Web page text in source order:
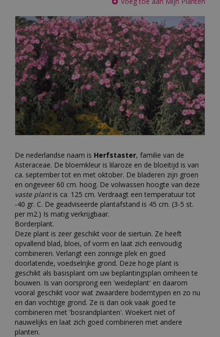
De nederlandse naam is Herfstaster, familie van de
Asteraceae. De bloemkleur is lilaroze en de bloeitijd is van
ca. september tot en met oktober. De bladeren zijn groen
en ongeveer 60 cm. hoog. De volwassen hoogte van deze
vaste plantis ca. 125 cm. Verdraagt een temperatuur tot
-40 gr. C. De geadviseerde plantafstand is 45 cm. (3-5 st.
per m2.) Is matig verkrijgbaar.
Borderplant.
Deze plant is zeer geschikt voor de siertuin. Ze heeft
opvallend blad, bloei, of vorm en laat zich eenvoudig
combineren. Verlangt een zonnige plek en goed
doorlatende, voedselrijke grond. Deze hoge plant is
geschikt als basisplant om uw beplantingsplan omheen te
bouwen. Is van oorsprong een 'weideplant' en daarom
vooral geschikt voor wat zwaardere bodemtypen en zo nu
en dan vochtige grond. Ze is dan ook vaak goed te
combineren met 'bosrandplanten'. Woekert niet of
nauwelijks en laat zich goed combineren met andere
planten.